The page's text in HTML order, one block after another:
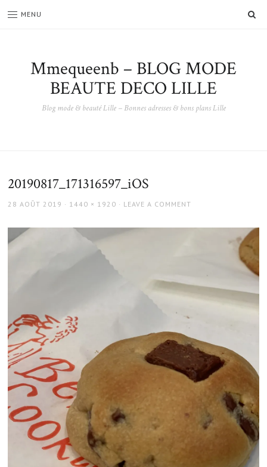
MENU
Mmequeenb – BLOG MODE
BEAUTE DECO LILLE
Blog mode & beauté Lille – Bonnes adresses & bons plans Lille
20190817_171316597_iOS
POSTED
28 AOÛT 2019
FULL
1440 × 1920 LEAVE A COMMENT